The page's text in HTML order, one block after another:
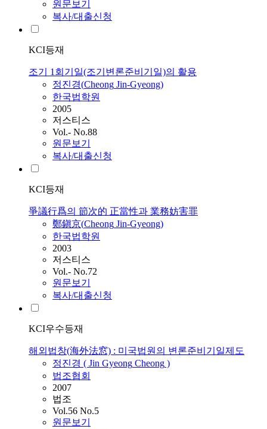
원문보기
복사/대출신청
KCI등재
조기 1회기일(조기변론준비기일)의 활용
정진경(Cheong Jin-Gyeong)
한국법학원
2005
저스티스
Vol.- No.88
원문보기
복사/대출신청
KCI등재
爭議行爲의 節次的 正當性과 業務妨害罪
鄭鎭京(Cheong Jin-Gyeong)
한국법학원
2003
저스티스
Vol.- No.72
원문보기
복사/대출신청
KCI우수등재
해외법창(海外法窓) : 미국법원의 변론준비기일제도
정진경 ( Jin Gyeong Cheong )
법조협회
2007
법조
Vol.56 No.5
원문보기